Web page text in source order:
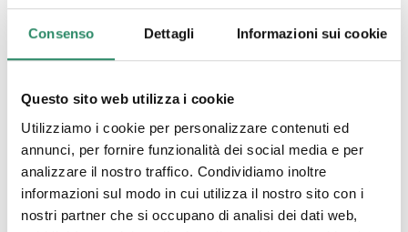
Consenso Dettagli Informazioni sui cookie
Questo sito web utilizza i cookie
Utilizziamo i cookie per personalizzare contenuti ed
annunci, per fornire funzionalità dei social media e per
analizzare il nostro traffico. Condividiamo inoltre
informazioni sul modo in cui utilizza il nostro sito con i
nostri partner che si occupano di analisi dei dati web,
Leggi tutto